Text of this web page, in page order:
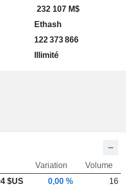
232 107 M$
Ethash
122 373 866
Illimité
Variation
Volume
$US 0,00 %
16